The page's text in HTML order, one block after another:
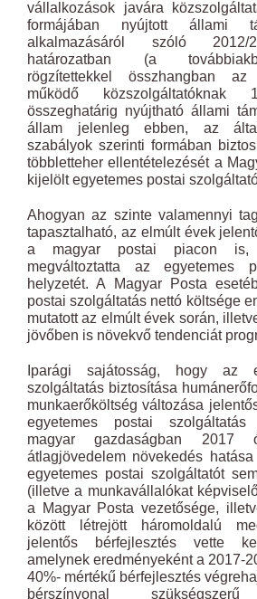
vállalkozások javára
formájában nyújtott állami
alkalmazásáról szóló 2012/
határozatban (a
rögzítettekkel összhangban
működő
összeghatárig nyújtható állami
állam jelenleg ebben, az
szabályok szerinti formában
többletteher ellentételezését a
kijelölt egyetemes postai
Ahogyan az szinte valamennyi
tapasztalható, az elmúlt évek
a magyar postai piacon is,
megváltoztatta az egyetemes
helyzetét. A Magyar Posta
postai szolgáltatás nettó költsége
mutatott az elmúlt évek során,
jövőben is növekvő tendenciát
Iparági sajátosság, hogy az
szolgáltatás biztosítása
munkaerőköltség változása
egyetemes postai szolgáltatás
magyar gazdaságban 2017
átlagjövedelem növekedés
egyetemes postai szolgáltatót
(illetve a munkavállalókat
a Magyar Posta vezetősége,
között létrejött háromoldalú
jelentős bérfejlesztés vette
amelynek eredményeként a 2017-
40%- mértékű bérfejlesztés
bérszínvonal szükségszerű